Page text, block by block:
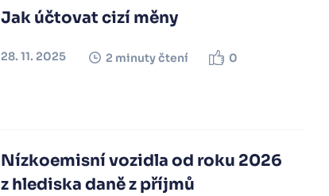
Jak účtovat cizí měny
28. 11. 2025 2 minuty čtení 0
Nízkoemisní vozidla od roku 2026
z hlediska daně z příjmů